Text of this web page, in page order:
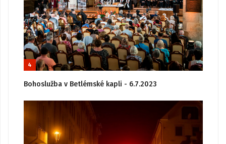
4
Bohoslužba v Betlémské kapli - 6.7.2023